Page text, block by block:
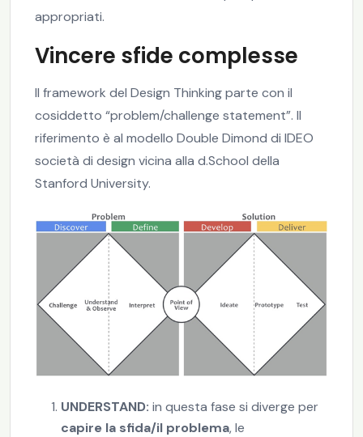
appropriati.
Vincere sfide complesse
Il framework del Design Thinking parte con il
cosiddetto “problem/challenge statement”. Il
riferimento è al modello Double Dimond di IDEO
società di design vicina alla d.School della
Stanford University.
UNDERSTAND: in questa fase si diverge per
capire la sfida/il problema, le